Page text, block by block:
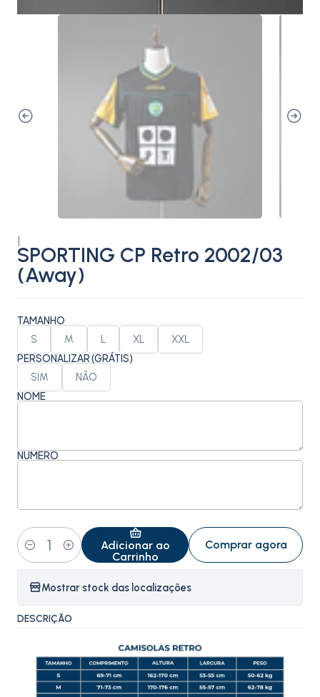
SPORTING CP Retro 2002/03
(Away)
TAMANHO
S M L XL XXL
PERSONALIZAR (GRÁTIS)
SIM NÃO
NOME
NÚMERO
Quantidade
Adicionar ao
Carrinho
Comprar agora
Mostrar stock das localizações
DESCRIÇÃO